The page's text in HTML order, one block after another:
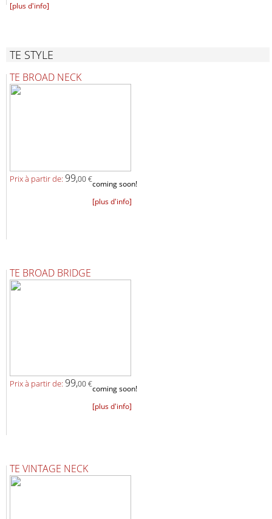
[plus d'info]
TE STYLE
TE BROAD NECK
Prix ​​à partir de: 99,00 €coming soon!
[plus d'info]
TE BROAD BRIDGE
Prix ​​à partir de: 99,00 €coming soon!
[plus d'info]
TE VINTAGE NECK